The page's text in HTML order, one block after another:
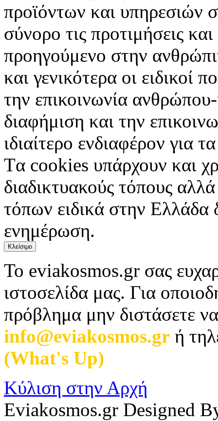
προϊόντων και υπηρεσιών
σύνορο τις προτιμήσεις
προηγούμενο στην
και γενικότερα οι ειδικοί
την επικοινωνία
διαφήμιση και την
ιδιαίτερο ενδιαφέρον για
Tα cookies υπάρχουν και
διαδικτυακούς τόπους
τόπων ειδικά στην Ελλάδα
ενημέρωση.
Κλείσιμο
Το eviakosmos.gr σας
ιστοσελίδα μας. Για
πρόβλημα μην διστάσετε
info@eviakosmos.gr ή
(What's Up)
Κύλιση στην Αρχή
Eviakosmos.gr Designed